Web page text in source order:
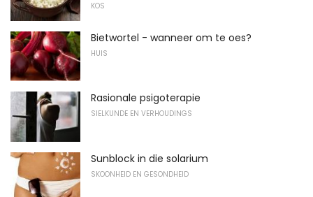
KOS
Bietwortel - wanneer om te oes?
HUIS
Rasionale psigoterapie
SIELKUNDE EN VERHOUDINGS
Sunblock in die solarium
SKOONHEID EN GESONDHEID